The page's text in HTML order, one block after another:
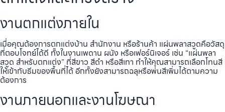
งานตกแต่งภายใน
เมื่อคุณต้องการตกแต่งบ้าน สำนักงาน หรือร้านค้า แผ่นพลาสวูดคือวัสดุ
ที่ตอบโจทย์ได้ดี ทั้งในงานเพดาน ผนัง หรือเฟอร์นิเจอร์ เช่น “แผ่นพลา
สวูด สำหรับตกแต่ง” ที่สีขาว สีดำ หรือสีเทา ทำให้คุณสามารถเลือกโทนสี
ให้เข้ากับธีมของพื้นที่ได้ อีกทั้งยังสามารถฉลุหรือพ่นสีเพิ่มได้ตามความ
ต้องการ
งานภายนอกและงานโฆษณา